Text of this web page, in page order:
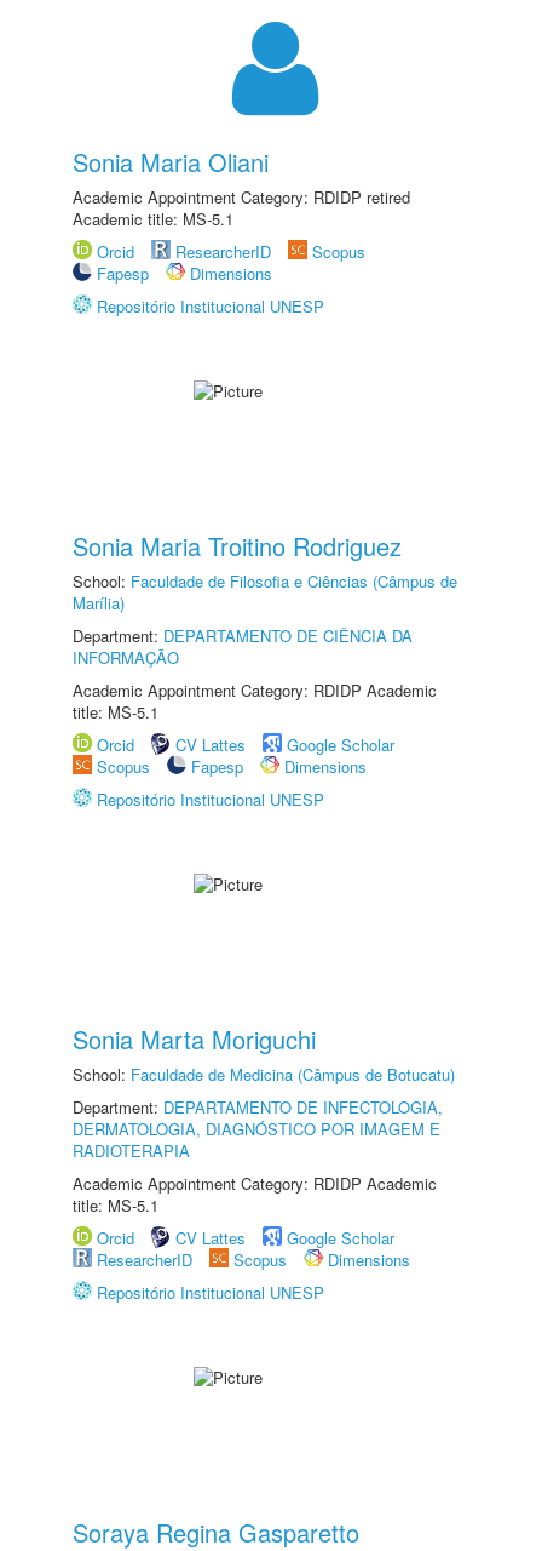
Sonia Maria Oliani
Academic Appointment Category: RDIDP retired
Academic title: MS-5.1
Orcid
ResearcherID
Scopus
Fapesp
Dimensions
Repositório Institucional UNESP
Sonia Maria Troitino Rodriguez
School: Faculdade de Filosofia e Ciências (Câmpus de
Marília)
Department: DEPARTAMENTO DE CIÊNCIA DA
INFORMAÇÃO
Academic Appointment Category: RDIDP Academic
title: MS-5.1
Orcid
CV Lattes
Google Scholar
Scopus
Fapesp
Dimensions
Repositório Institucional UNESP
Sonia Marta Moriguchi
School: Faculdade de Medicina (Câmpus de Botucatu)
Department: DEPARTAMENTO DE INFECTOLOGIA,
DERMATOLOGIA, DIAGNÓSTICO POR IMAGEM E
RADIOTERAPIA
Academic Appointment Category: RDIDP Academic
title: MS-5.1
Orcid
CV Lattes
Google Scholar
ResearcherID
Scopus
Dimensions
Repositório Institucional UNESP
Soraya Regina Gasparetto